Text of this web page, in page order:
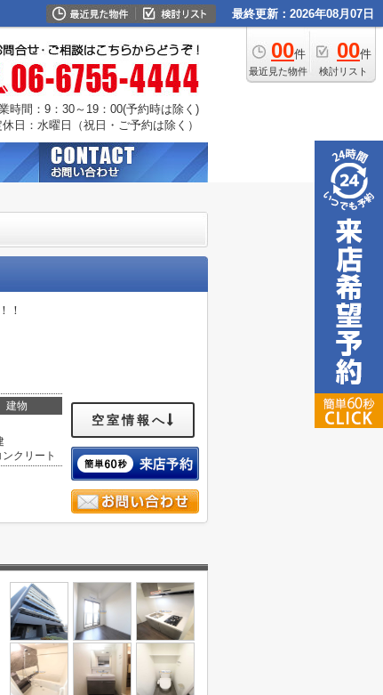
最終更新：2026年08月07日
00件
最近見た物件
00件
検討リスト
時間：9：30～19：00(予約時は除く)
休日：水曜日（祝日・ご予約は除く）
！
建物
クリート
空室情報へ